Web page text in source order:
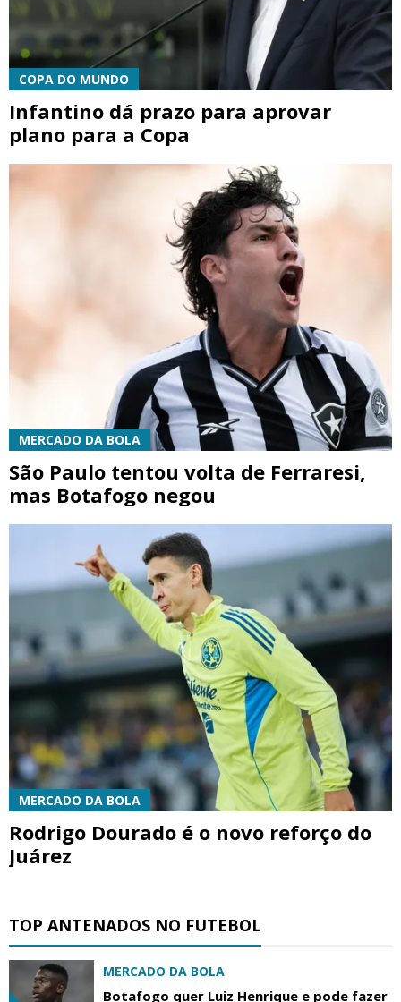
COPA DO MUNDO
Infantino dá prazo para aprovar
plano para a Copa
MERCADO DA BOLA
São Paulo tentou volta de Ferraresi,
mas Botafogo negou
MERCADO DA BOLA
Rodrigo Dourado é o novo reforço do
Juárez
TOP ANTENADOS NO FUTEBOL
MERCADO DA BOLA
Botafogo quer Luiz Henrique e pode fazer